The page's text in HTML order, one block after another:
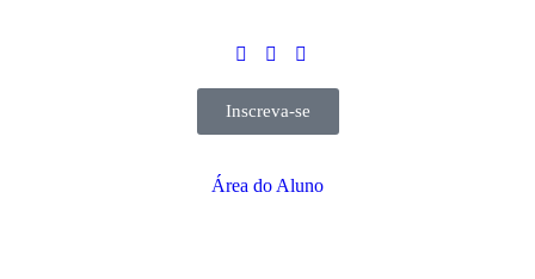
Inscreva-se
Área do Aluno